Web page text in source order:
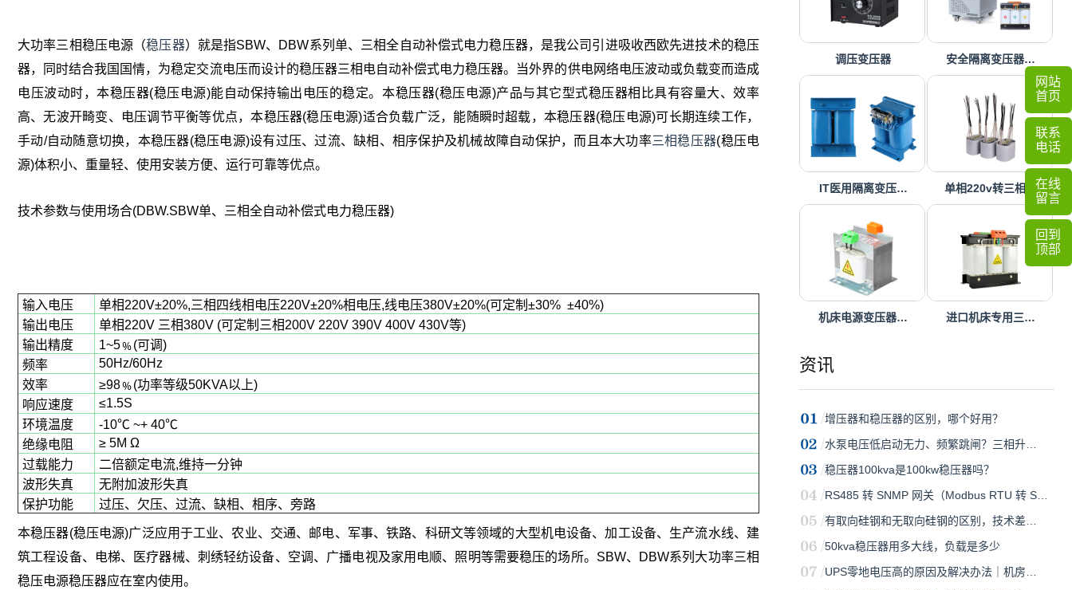
调压变压器 安全隔离变压器…
IT医用隔离变压… 单相220v转三相…
机床电源变压器… 进口机床专用三…
资讯
增压器和稳压器的区别，哪个好用？
水泵电压低启动无力、频繁跳闸？三相升…
稳压器100kva是100kw稳压器吗？
RS485 转 SNMP 网关（Modbus RTU 转 S…
有取向硅钢和无取向硅钢的区别，技术差…
50kva稳压器用多大线，负载是多少
UPS零地电压高的原因及解决办法｜机房…
大功率三相稳压电源（稳压器）就是指SBW、DBW系列单、三相全自动补偿式电力稳压器，是我公司引进吸收西欧先进技术的稳压
器，同时结合我国国情，为稳定交流电压而设计的稳压器三相电自动补偿式电力稳压器。当外界的供电网络电压波动或负载变而造成
电压波动时，本稳压器(稳压电源)能自动保持输出电压的稳定。本稳压器(稳压电源)产品与其它型式稳压器相比具有容量大、效率
高、无波开畸变、电压调节平衡等优点，本稳压器(稳压电源)适合负载广泛，能随瞬时超载，本稳压器(稳压电源)可长期连续工作，
手动/自动随意切换，本稳压器(稳压电源)设有过压、过流、缺相、相序保护及机械故障自动保护，而且本大功率三相稳压器(稳压电
源)体积小、重量轻、使用安装方便、运行可靠等优点。
技术参数与使用场合(DBW.SBW单、三相全自动补偿式电力稳压器)
输入电压
单相220V±20%,三相四线相电压220V±20%相电压,线电压380V±20%(可定制±30% ±40%)
输出电压
单相220V 三相380V (可定制三相200V 220V 390V 400V 430V等)
输出精度
1~5﹪(可调)
频率
50Hz/60Hz
效率
≥98﹪(功率等级50KVA以上)
响应速度
≤1.5S
环境温度
-10℃ ~+ 40℃
绝缘电阻
≥ 5M Ω
过载能力
二倍额定电流,维持一分钟
波形失真
无附加波形失真
保护功能
过压、欠压、过流、缺相、相序、旁路
本稳压器(稳压电源)广泛应用于工业、农业、交通、邮电、军事、铁路、科研文等领域的大型机电设备、加工设备、生产流水线、建
筑工程设备、电梯、医疗器械、刺绣轻纺设备、空调、广播电视及家用电顺、照明等需要稳压的场所。SBW、DBW系列大功率三相
稳压电源稳压器应在室内使用。
网站
首页
联系
电话
在线
留言
回到
顶部